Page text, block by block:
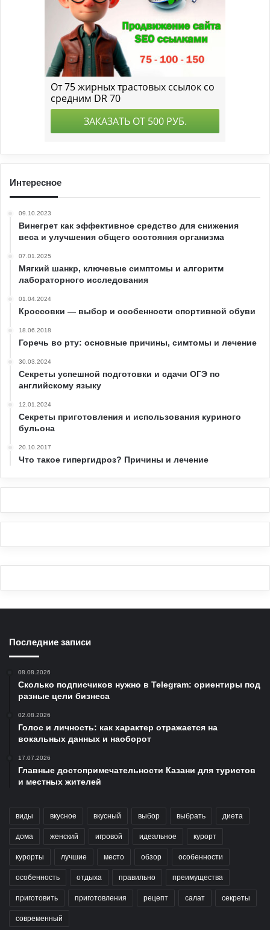
Интересное
09.10.2023
Винегрет как эффективное средство для снижения
веса и улучшения общего состояния организма
07.01.2025
Мягкий шанкр, ключевые симптомы и алгоритм
лабораторного исследования
01.04.2024
Кроссовки — выбор и особенности спортивной обуви
18.06.2018
Горечь во рту: основные причины, симтомы и лечение
30.03.2024
Секреты успешной подготовки и сдачи ОГЭ по
английскому языку
12.01.2024
Секреты приготовления и использования куриного
бульона
20.10.2017
Что такое гипергидроз? Причины и лечение
Последние записи
08.08.2026
Сколько подписчиков нужно в Telegram: ориентиры под
разные цели бизнеса
02.08.2026
Голос и личность: как характер отражается на
вокальных данных и наоборот
17.07.2026
Главные достопримечательности Казани для туристов
и местных жителей
виды вкусное вкусный выбор выбрать диета
дома женский игровой идеальное курорт
курорты лучшие место обзор особенности
особенность отдыха правильно преимущества
приготовить приготовления рецепт салат секреты
современный